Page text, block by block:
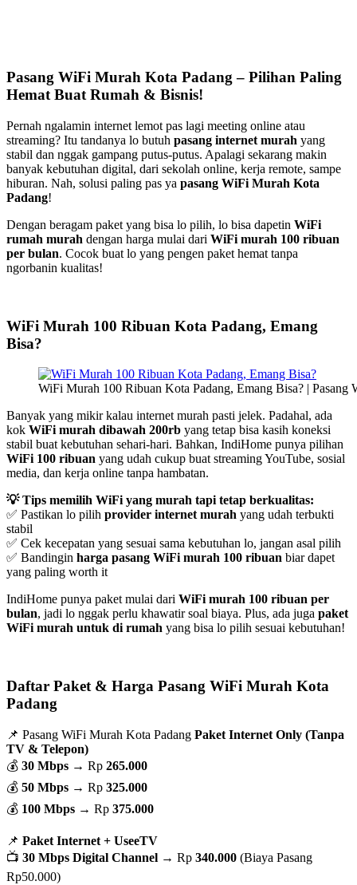
Pasang WiFi Murah Kota Padang – Pilihan Paling
Hemat Buat Rumah & Bisnis!
Pernah ngalamin internet lemot pas lagi meeting online atau
streaming? Itu tandanya lo butuh pasang internet murah yang
stabil dan nggak gampang putus-putus. Apalagi sekarang makin
banyak kebutuhan digital, dari sekolah online, kerja remote, sampe
hiburan. Nah, solusi paling pas ya pasang WiFi Murah Kota
Padang!
Dengan beragam paket yang bisa lo pilih, lo bisa dapetin WiFi
rumah murah dengan harga mulai dari WiFi murah 100 ribuan
per bulan. Cocok buat lo yang pengen paket hemat tanpa
ngorbanin kualitas!
WiFi Murah 100 Ribuan Kota Padang, Emang
Bisa?
WiFi Murah 100 Ribuan Kota Padang, Emang Bisa? | Pasang
Banyak yang mikir kalau internet murah pasti jelek. Padahal, ada
kok WiFi murah dibawah 200rb yang tetap bisa kasih koneksi
stabil buat kebutuhan sehari-hari. Bahkan, IndiHome punya pilihan
WiFi 100 ribuan yang udah cukup buat streaming YouTube, sosial
media, dan kerja online tanpa hambatan.
💡 Tips memilih WiFi yang murah tapi tetap berkualitas:
✅ Pastikan lo pilih provider internet murah yang udah terbukti
stabil
✅ Cek kecepatan yang sesuai sama kebutuhan lo, jangan asal pilih
✅ Bandingin harga pasang WiFi murah 100 ribuan biar dapet
yang paling worth it
IndiHome punya paket mulai dari WiFi murah 100 ribuan per
bulan, jadi lo nggak perlu khawatir soal biaya. Plus, ada juga paket
WiFi murah untuk di rumah yang bisa lo pilih sesuai kebutuhan!
Daftar Paket & Harga Pasang WiFi Murah Kota
Padang
📌 Pasang WiFi Murah Kota Padang Paket Internet Only (Tanpa
TV & Telepon)
💰 30 Mbps → Rp 265.000
💰 50 Mbps → Rp 325.000
💰 100 Mbps → Rp 375.000
📌 Paket Internet + UseeTV
📺 30 Mbps Digital Channel → Rp 340.000 (Biaya Pasang
Rp50.000)